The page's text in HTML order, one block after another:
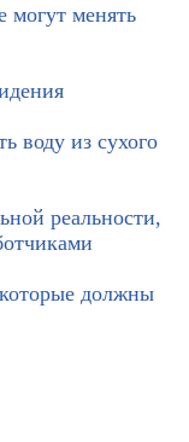
могут менять
воду из сухого
реальности,
должны